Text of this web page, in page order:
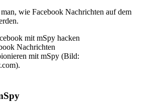
wie Facebook Nachrichten auf dem
Nachrichten
mit mSpy (Bild: